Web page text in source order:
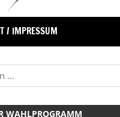
/ IMPRESSUM
WAHLPROGRAMM